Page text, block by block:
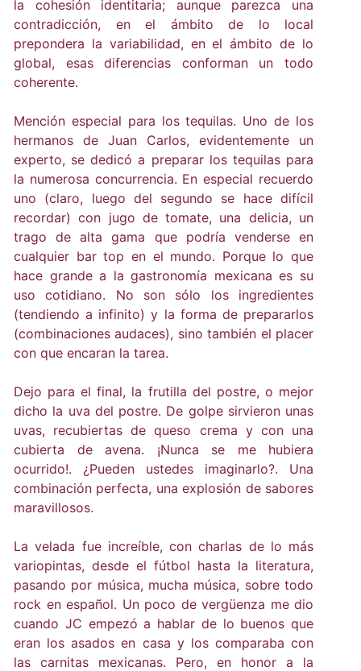
la cohesión identitaria; aunque parezca una
contradicción, en el ámbito de lo local
prepondera la variabilidad, en el ámbito de lo
global, esas diferencias conforman un todo
coherente.
Mención especial para los tequilas. Uno de los
hermanos de Juan Carlos, evidentemente un
experto, se dedicó a preparar los tequilas para
la numerosa concurrencia. En especial recuerdo
uno (claro, luego del segundo se hace difícil
recordar) con jugo de tomate, una delicia, un
trago de alta gama que podría venderse en
cualquier bar top en el mundo. Porque lo que
hace grande a la gastronomía mexicana es su
uso cotidiano. No son sólo los ingredientes
(tendiendo a infinito) y la forma de prepararlos
(combinaciones audaces), sino también el placer
con que encaran la tarea.
Dejo para el final, la frutilla del postre, o mejor
dicho la uva del postre. De golpe sirvieron unas
uvas, recubiertas de queso crema y con una
cubierta de avena. ¡Nunca se me hubiera
ocurrido!. ¿Pueden ustedes imaginarlo?. Una
combinación perfecta, una explosión de sabores
maravillosos.
La velada fue increíble, con charlas de lo más
variopintas, desde el fútbol hasta la literatura,
pasando por música, mucha música, sobre todo
rock en español. Un poco de vergüenza me dio
cuando JC empezó a hablar de lo buenos que
eran los asados en casa y los comparaba con
las carnitas mexicanas. Pero, en honor a la